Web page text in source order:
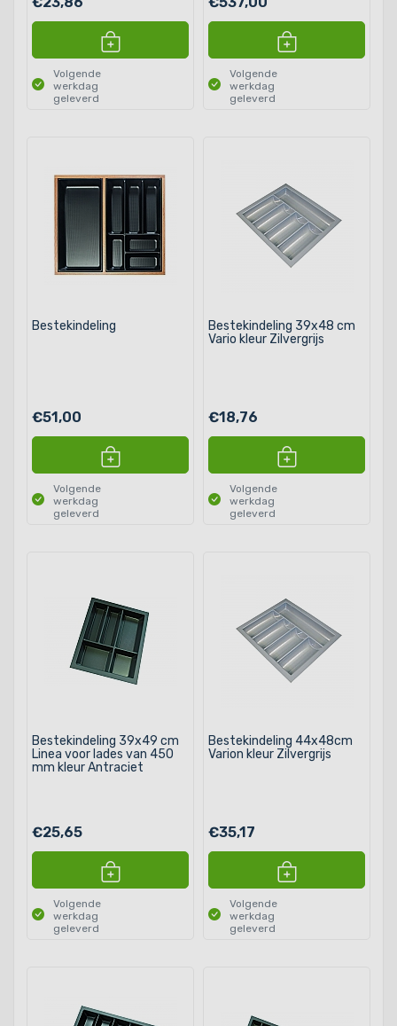
Volgende
werkdag
geleverd
Volgende
werkdag
geleverd
Bestekindeling
€51,00
Volgende
werkdag
geleverd
Bestekindeling 39x48 cm
Vario kleur Zilvergrijs
€18,76
Volgende
werkdag
geleverd
Bestekindeling 39x49 cm
Linea voor lades van 450
mm kleur Antraciet
€25,65
Volgende
werkdag
geleverd
Bestekindeling 44x48cm
Varion kleur Zilvergrijs
€35,17
Volgende
werkdag
geleverd